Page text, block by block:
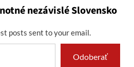
nezávislé Slovensko
posts sent to your email.
Odoberať